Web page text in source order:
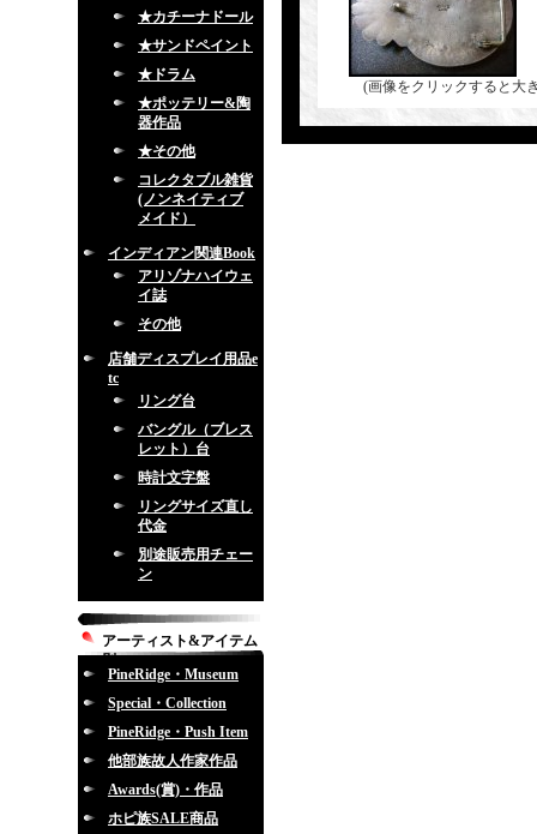
★カチーナドール
★サンドペイント
★ドラム
★ポッテリー&陶
器作品
★その他
コレクタブル雑貨
(ノンネイティブ
メイド）
インディアン関連Book
アリゾナハイウェ
イ誌
その他
店舗ディスプレイ用品e
tc
リング台
バングル（ブレス
レット）台
時計文字盤
リングサイズ直し
代金
別途販売用チェー
ン
アーティスト&アイテム
別
PineRidge・Museum
Special・Collection
PineRidge・Push Item
他部族故人作家作品
Awards(賞)・作品
ホピ族SALE商品
(画像をクリックすると大